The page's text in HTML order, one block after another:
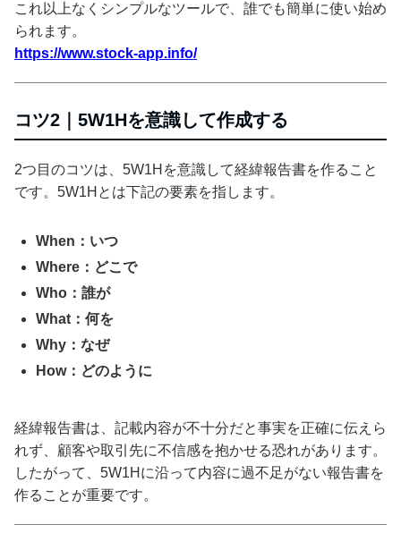
これ以上なくシンプルなツールで、誰でも簡単に使い始め
られます。
https://www.stock-app.info/
コツ2｜5W1Hを意識して作成する
2つ目のコツは、5W1Hを意識して経緯報告書を作ること
です。5W1Hとは下記の要素を指します。
When：いつ
Where：どこで
Who：誰が
What：何を
Why：なぜ
How：どのように
経緯報告書は、記載内容が不十分だと事実を正確に伝えら
れず、顧客や取引先に不信感を抱かせる恐れがあります。
したがって、5W1Hに沿って内容に過不足がない報告書を
作ることが重要です。